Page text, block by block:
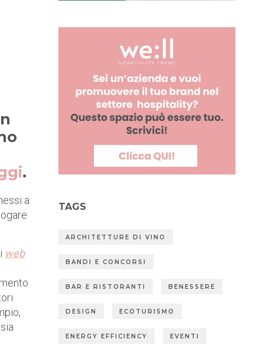
.
a
web
TAGS
ARCHITETTURE DI VINO
BANDI E CONCORSI
BAR E RISTORANTI BENESSERE
DESIGN ECOTURISMO
ENERGY EFFICIENCY EVENTI